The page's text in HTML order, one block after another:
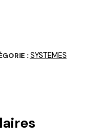
:SYSTEMES